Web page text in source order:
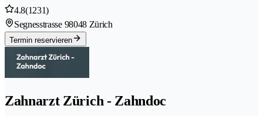
4.8(1231)
Segnesstrasse 98048 Zürich
Termin reservieren
Zahnarzt Zürich - Zahndoc